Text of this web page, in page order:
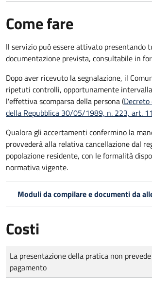
Come fare
Il servizio può essere attivato presentando
documentazione prevista, consultabile in
Dopo aver ricevuto la segnalazione, il
ripetuti controlli, opportunamente
l'effettiva scomparsa della persona (
della Repubblica 30/05/1989, n. 223, art. 11
Qualora gli accertamenti confermino la
provvederà alla relativa cancellazione dal
popolazione residente, con le formalità
normativa vigente.
Moduli da compilare e documenti da
Costi
Tipo di pagamento
Importo
La presentazione della pratica non
pagamento